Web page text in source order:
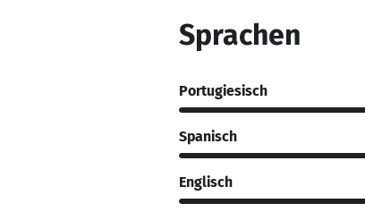
Sprachen
Portugiesisch
Spanisch
Englisch